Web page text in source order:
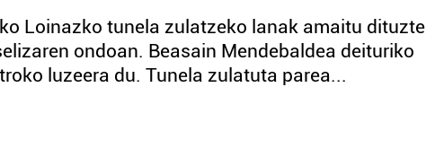
Loinazko tunela zulatzeko lanak amaitu dituzte
ondoan. Beasain Mendebaldea deituriko
luzeera du. Tunela zulatuta parea...